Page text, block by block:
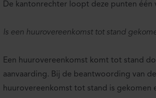
De kantonrechter loopt deze punten één
Is een huurovereenkomst tot stand
Een huurovereenkomst komt tot stand
aanvaarding. Bij de beantwoording van
huurovereenkomst tot stand is gekomen